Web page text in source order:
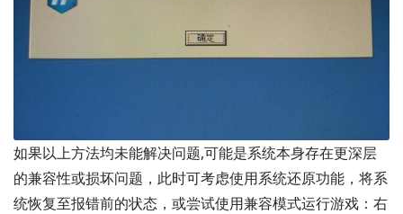
如果以上方法均未能解决问题,可能是系统本身存在更深层
的兼容性或损坏问题，此时可考虑使用系统还原功能，将系
统恢复至报错前的状态，或尝试使用兼容模式运行游戏：右